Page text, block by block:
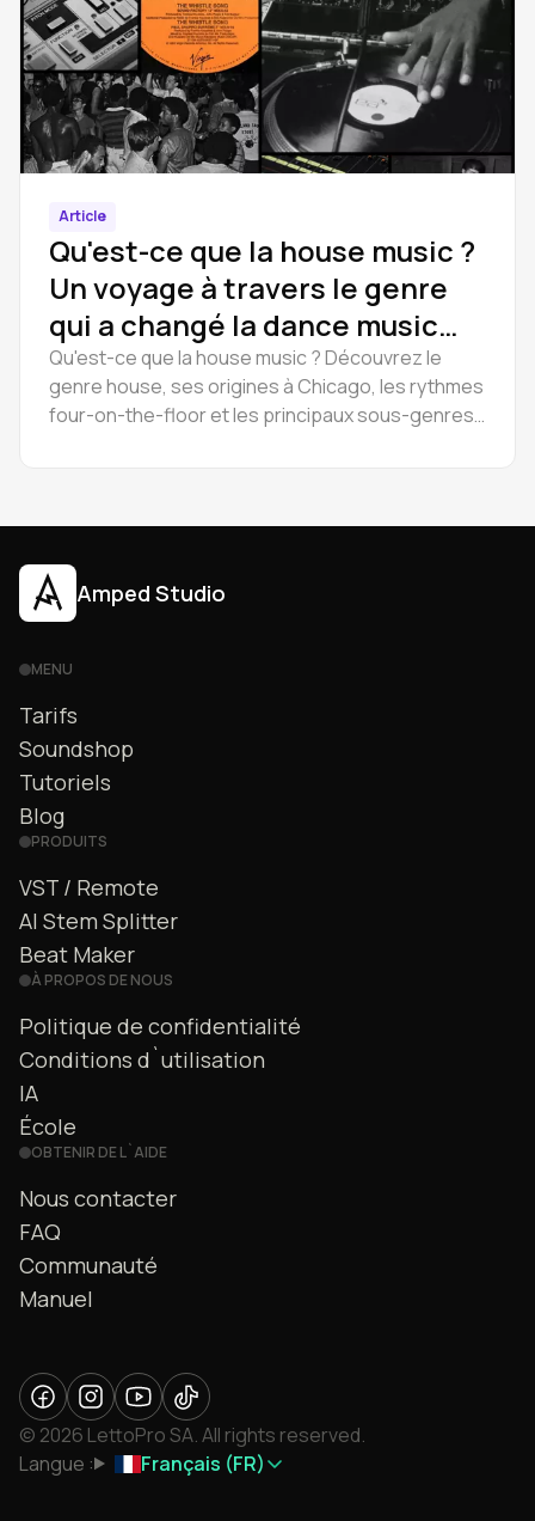
Article
Qu'est-ce que la house music ?
Un voyage à travers le genre
qui a changé la dance music
pour toujours
Qu'est-ce que la house music ? Découvrez le
genre house, ses origines à Chicago, les rythmes
four-on-the-floor et les principaux sous-genres.
Amped Studio
MENU
Tarifs
Soundshop
Tutoriels
Blog
PRODUITS
VST / Remote
AI Stem Splitter
Beat Maker
À PROPOS DE NOUS
Politique de confidentialité
Conditions d`utilisation
IA
École
OBTENIR DE L`AIDE
Nous contacter
FAQ
Communauté
Manuel
© 2026 LettoPro SA. All rights reserved.
Langue :
Français (FR)